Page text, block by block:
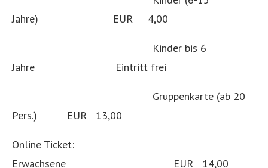
Jahre) EUR 4,00
Kinder bis 6
Jahre Eintritt frei
Gruppenkarte (ab 20
Pers.) EUR 13,00
Online Ticket:
Erwachsene EUR 14,00